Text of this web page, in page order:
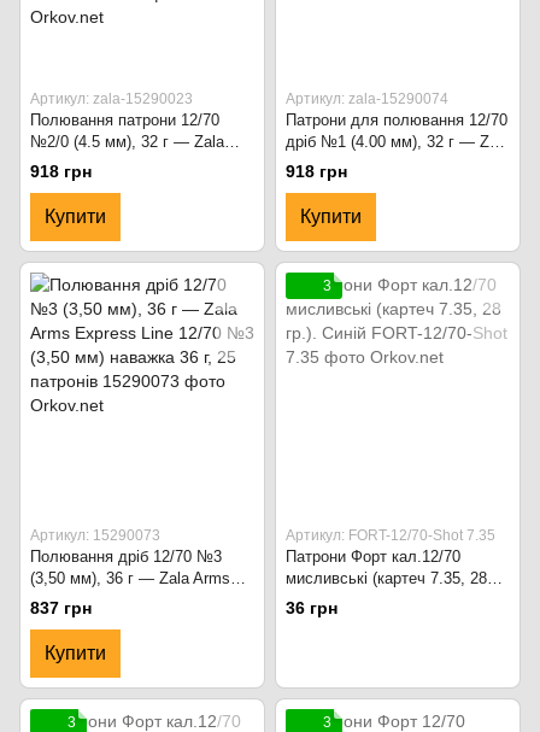
Артикул: zala-15290023
Полювання патрони 12/70
№2/0 (4.5 мм), 32 г — Zala
Arms Express Line 12/70 дріб
№ 2/0 (4,5 мм) наважка 32 г,
25 картриджів,
біорозкладаємий гасник
918 грн
Купити
Артикул: zala-15290074
Патрони для полювання 12/70
дріб №1 (4.00 мм), 32 г — Zala
Arms Express Line 12/70 дріб
№1 (4.00 мм) наважка 32 г, 25
патронів
918 грн
Купити
Артикул: 15290073
Полювання дріб 12/70 №3
(3,50 мм), 36 г — Zala Arms
Express Line 12/70 №3 (3,50
мм) наважка 36 г, 25 патронів
837 грн
Купити
3
Артикул: FORT-12/70-Shot 7.35
Патрони Форт кал.12/70
мисливські (картеч 7.35, 28
гр.). Синій
36 грн
3 3